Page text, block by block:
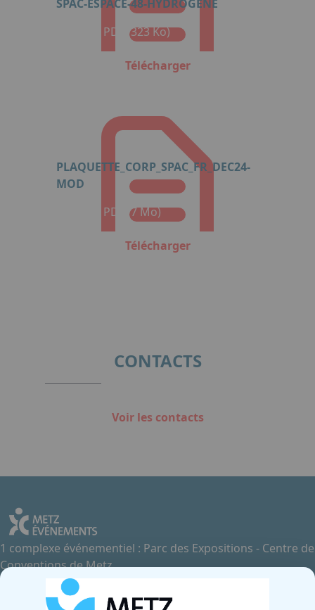
SPAC-ESPACE-48-HYDROGENE
Format : PDF (323 Ko)
Télécharger
PLAQUETTE_CORP_SPAC_FR_DEC24-
MOD
Format : PDF (7 Mo)
Télécharger
CONTACTS
Voir les contacts
1 complexe événementiel : Parc des Expositions - Centre de
Conventions de Metz
Contactez-nous